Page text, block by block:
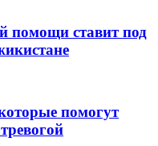
помощи ставит под
помогут